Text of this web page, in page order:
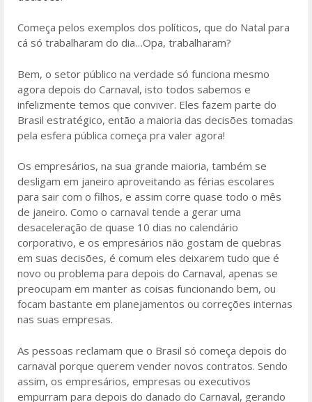
Começa pelos exemplos dos políticos, que do Natal para
cá só trabalharam do dia…Opa, trabalharam?
Bem, o setor público na verdade só funciona mesmo
agora depois do Carnaval, isto todos sabemos e
infelizmente temos que conviver. Eles fazem parte do
Brasil estratégico, então a maioria das decisões tomadas
pela esfera pública começa pra valer agora!
Os empresários, na sua grande maioria, também se
desligam em janeiro aproveitando as férias escolares
para sair com o filhos, e assim corre quase todo o mês
de janeiro. Como o carnaval tende a gerar uma
desaceleração de quase 10 dias no calendário
corporativo, e os empresários não gostam de quebras
em suas decisões, é comum eles deixarem tudo que é
novo ou problema para depois do Carnaval, apenas se
preocupam em manter as coisas funcionando bem, ou
focam bastante em planejamentos ou correções internas
nas suas empresas.
As pessoas reclamam que o Brasil só começa depois do
carnaval porque querem vender novos contratos. Sendo
assim, os empresários, empresas ou executivos
empurram para depois do danado do Carnaval, gerando